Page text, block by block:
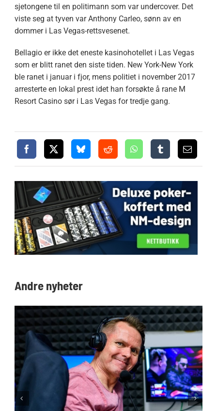
sjetongene til en politimann som var undercover. Det
viste seg at tyven var Anthony Carleo, sønn av en
dommer i Las Vegas-rettsvesenet.
Bellagio er ikke det eneste kasinohotellet i Las Vegas
som er blitt ranet den siste tiden. New York-New York
ble ranet i januar i fjor, mens politiet i november 2017
arresterte en lokal prest idet han forsøkte å rane M
Resort Casino sør i Las Vegas for tredje gang.
Andre nyheter